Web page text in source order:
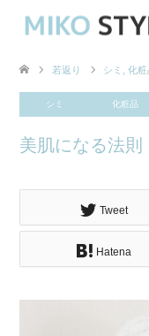
若返り シミ 化粧
シミ 化粧品
美肌になる法則
Tweet
Hatena